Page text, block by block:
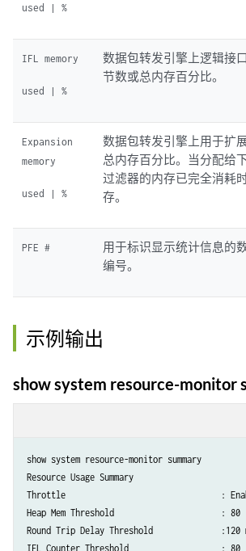
used | %
IFL memory
used | %
数据包转发引擎上逻辑接
节数或总内存百分比。
Expansion
memory
used | %
数据包转发引擎上用于扩
总内存百分比。当分配给
过滤器的内存已完全消耗
存。
PFE #
用于标识显示统计信息的
编号。
示例输出
show system resource-monitor
show system resource-monitor summary
Resource Usage Summary
Throttle                 		: Enabled
Heap Mem Threshold        		: 80  %
Round Trip Delay Threshold		:120 ms
IFL Counter Threshold     		: 80  %